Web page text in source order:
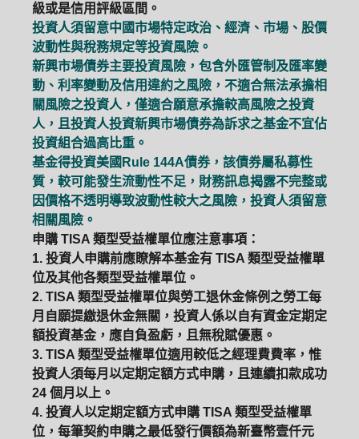
PGIM系列基金
定期(不)定額 高成長基金 月配息
級或是信用評級區間。
投資人須留意中國市場特定政治、經濟、市場、股價
波動性與稅務規定等投資風險。
新興市場債券主要投資風險，包含外匯管制及匯率變
動、利率變動及信用違約之風險，不適合無法承擔相
關風險之投資人，僅適合願意承擔較高風險之投資
人，且投資人投資新興市場債券為訴求之基金不宜佔
投資組合過高比重。
基金得投資美國Rule 144A債券，該債券屬私募性
質，較可能發生流動性不足，財務訊息揭露不完整或
因價格不透明導致波動性較大之風險，投資人須留意
相關風險。
申購 TISA 類型受益權單位應注意事項：
1. 投資人申購前應瞭解本基金有 TISA 類型受益權單
位及其他各類型受益權單位。
2. TISA 類型受益權單位與勞工退休金條例之勞工每
月自願提繳退休金無關，投資人係以自有資金定期定
額投資基金，應自負盈虧，且無稅賦優惠。
3. TISA 類型受益權單位適用較低之經理費費率，惟
投資人須每月以定期定額方式申購，且連續扣款成功
24 個月以上。
4. 投資人以定期定額方式申購 TISA 類型受益權單
位，每筆契約申購之最低發行價額為新臺幣壹仟元